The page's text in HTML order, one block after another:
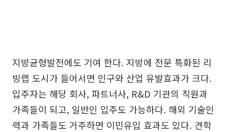
지방균형발전에도 기여 한다. 지방에 전문 특화된 리
빙랩 도시가 들어서면 인구와 산업 유발효과가 크다.
입주자는 해당 회사, 파트너사, R&D 기관의 직원과
가족들이 되고, 일반인 입주도 가능하다. 해외 기술인
력과 가족들도 거주하면 이민유입 효과도 있다. 견학